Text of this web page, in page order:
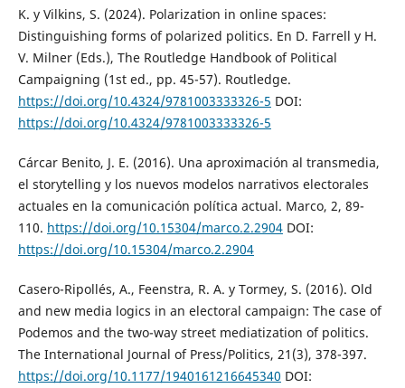
K. y Vilkins, S. (2024). Polarization in online spaces:
Distinguishing forms of polarized politics. En D. Farrell y H.
V. Milner (Eds.), The Routledge Handbook of Political
Campaigning (1st ed., pp. 45-57). Routledge.
https://doi.org/10.4324/9781003333326-5 DOI:
https://doi.org/10.4324/9781003333326-5
Cárcar Benito, J. E. (2016). Una aproximación al transmedia,
el storytelling y los nuevos modelos narrativos electorales
actuales en la comunicación política actual. Marco, 2, 89-
110. https://doi.org/10.15304/marco.2.2904DOI:
https://doi.org/10.15304/marco.2.2904
Casero-Ripollés, A., Feenstra, R. A. y Tormey, S. (2016). Old
and new media logics in an electoral campaign: The case of
Podemos and the two-way street mediatization of politics.
The International Journal of Press/Politics, 21(3), 378-397.
https://doi.org/10.1177/1940161216645340 DOI: